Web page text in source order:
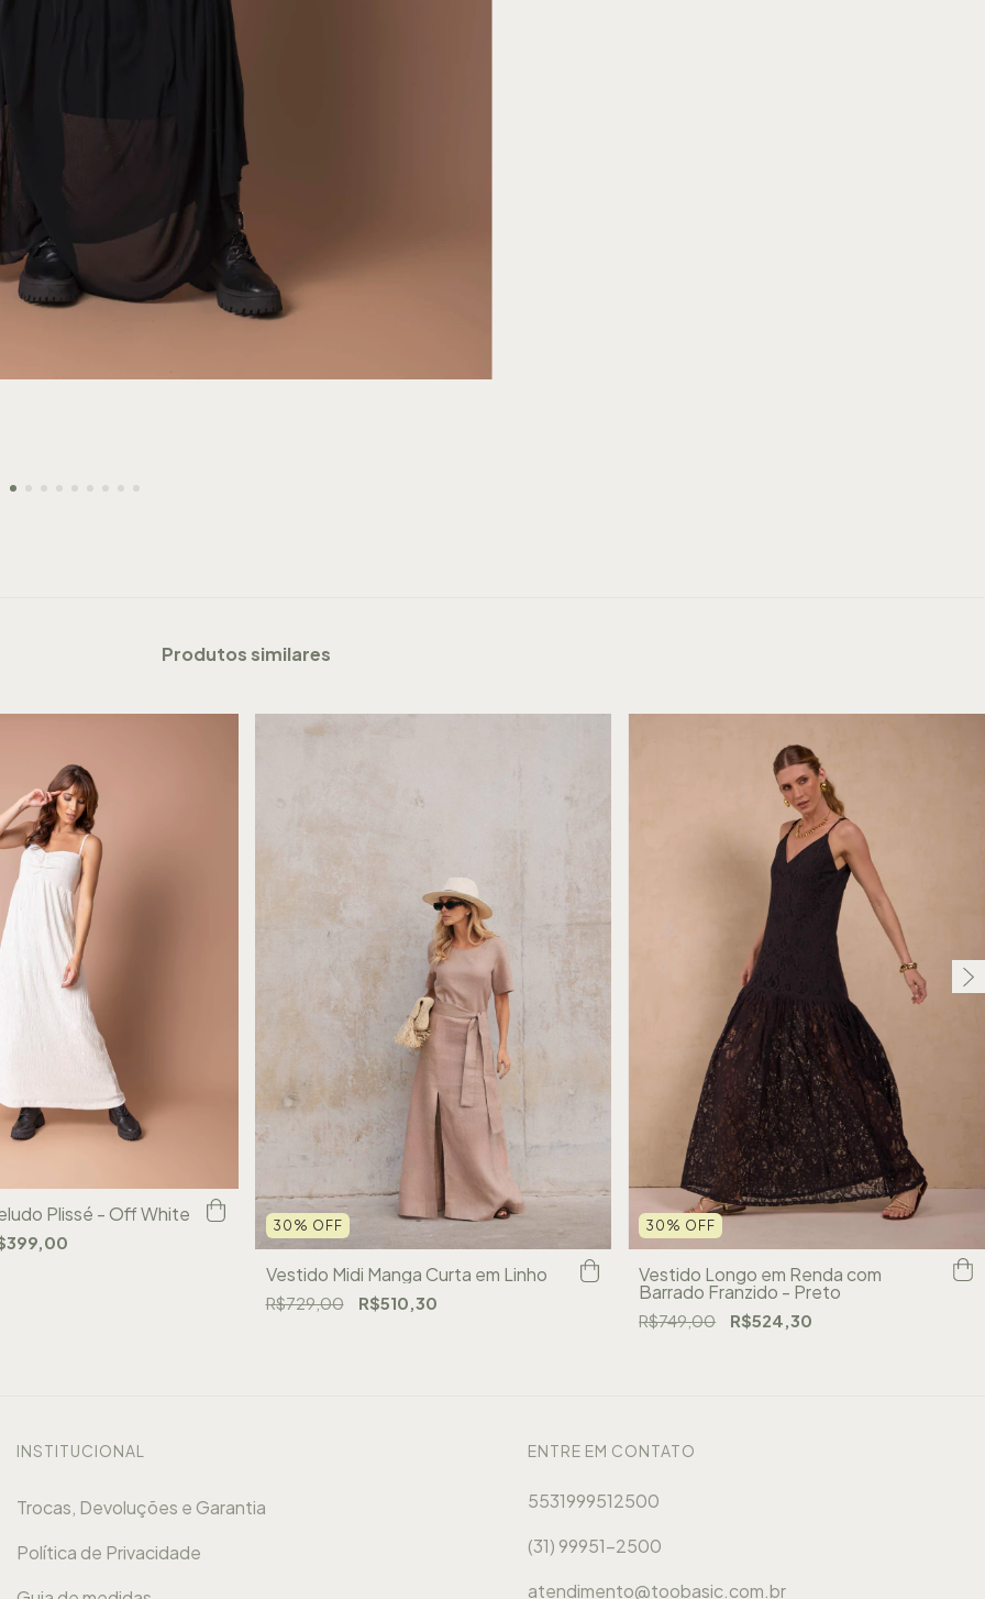
Produtos similares
Plissé - Off White
30 % OFF
Vestido Midi Manga Curta em Linho
R$729,00 R$510,30
30 % OFF
Vestido Longo em Renda com
Barrado Franzido - Preto
R$749,00 R$524,30
INSTITUCIONAL
Trocas, Devoluções e Garantia
Política de Privacidade
ENTRE EM CONTATO
5531999512500
(31) 99951-2500
atendimento@toobasic.com.br